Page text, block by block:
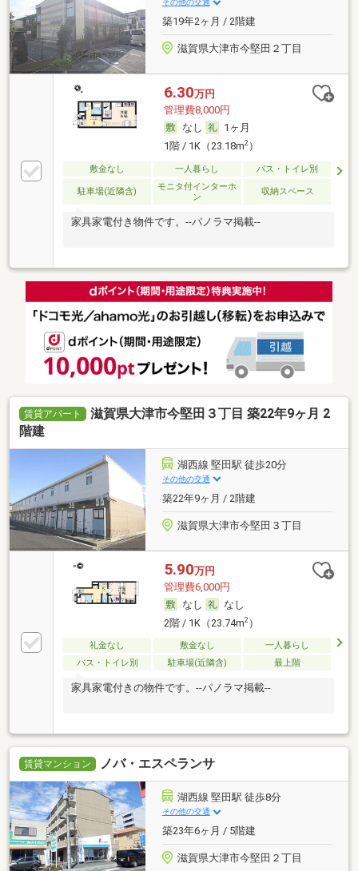
その他の交通
築19年2ヶ月 / 2階建
滋賀県大津市今堅田２丁目
6.30万円
管理費8,000円
なし
1ヶ月
1階 / 1K（23.18m2）
敷金なし 一人暮らし バス・トイレ別
駐車場(近隣含)
モニタ付インターホ
ン
収納スペース
家具家電付き物件です。--パノラマ掲載--
賃貸アパート
滋賀県大津市今堅田３丁目 築22年9ヶ月 2
階建
湖西線 堅田駅 徒歩20分
その他の交通
築22年9ヶ月 / 2階建
滋賀県大津市今堅田３丁目
5.90万円
管理費6,000円
なし
なし
2階 / 1K（23.74m2）
礼金なし 敷金なし
一人暮らし
バス・トイレ別
駐車場(近隣含) 最上階
家具家電付きの物件です。--パノラマ掲載--
賃貸マンション ノバ・エスペランサ
湖西線 堅田駅 徒歩8分
その他の交通
築23年6ヶ月 / 5階建
滋賀県大津市今堅田２丁目